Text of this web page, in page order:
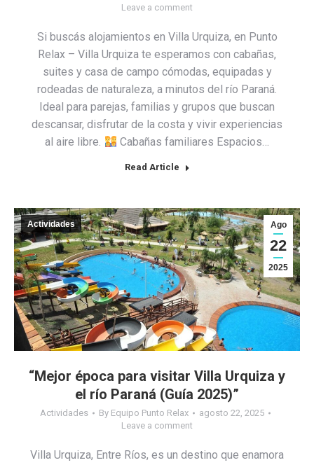
Leave a comment
Si buscás alojamientos en Villa Urquiza, en Punto
Relax – Villa Urquiza te esperamos con cabañas,
suites y casa de campo cómodas, equipadas y
rodeadas de naturaleza, a minutos del río Paraná.
Ideal para parejas, familias y grupos que buscan
descansar, disfrutar de la costa y vivir experiencias
al aire libre.
Cabañas familiares Espacios…
Read Article
“Mejor época para visitar Villa Urquiza y
el río Paraná (Guía 2025)”
Actividades By Equipo Punto Relax
agosto 22, 2025
Leave a comment
Ago
22
2025
Actividades
Villa Urquiza, Entre Ríos, es un destino que enamora